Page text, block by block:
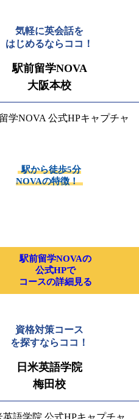
気軽に英会話を
はじめるならココ！
駅前留学NOVA
大阪本校
駅から徒歩5分
NOVAの特徴！
駅前留学NOVAの
公式HPで
コースの詳細見る
資格対策コース
を探すならココ！
日米英語学院
梅田校